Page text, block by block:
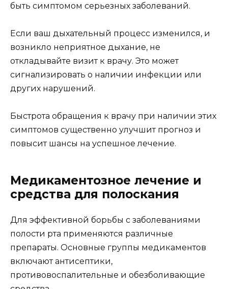
быть симптомом серьезных заболеваний.
Если ваш дыхательный процесс изменился, и
возникло неприятное дыхание, не
откладывайте визит к врачу. Это может
сигнализировать о наличии инфекции или
других нарушений.
Быстрота обращения к врачу при наличии этих
симптомов существенно улучшит прогноз и
повысит шансы на успешное лечение.
Медикаментозное лечение и
средства для полоскания
Для эффективной борьбы с заболеваниями
полости рта применяются различные
препараты. Основные группы медикаментов
включают антисептики,
противовоспалительные и обезболивающие